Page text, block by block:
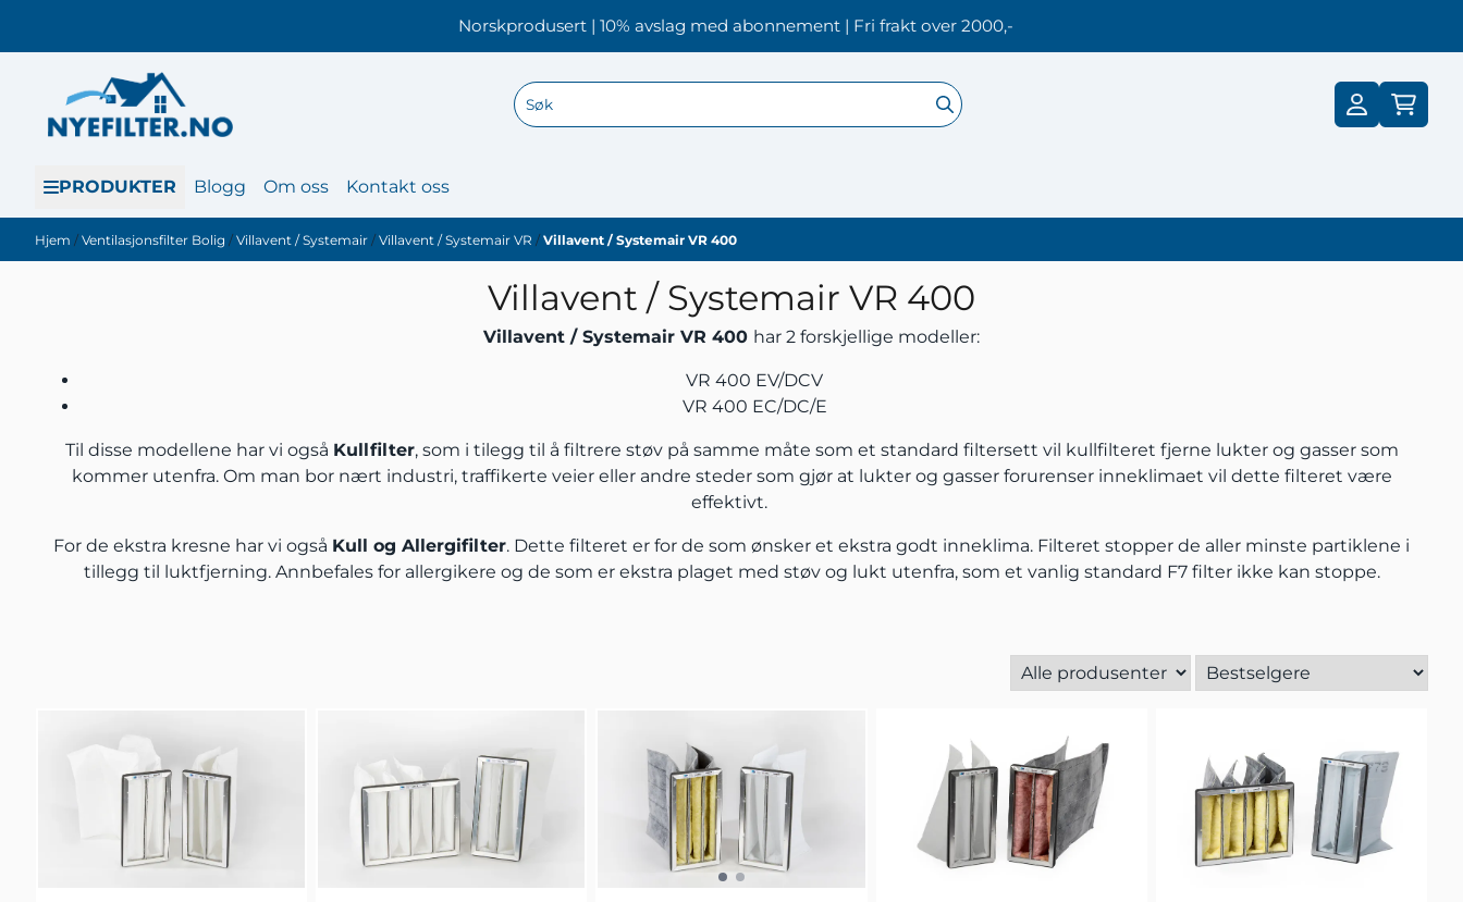
Norskprodusert | 10% avslag med abonnement | Fri frakt over 2000,-
PRODUKTER Blogg Om oss Kontakt oss
Hjem / Ventilasjonsfilter Bolig / Villavent / Systemair / Villavent / Systemair VR / Villavent / Systemair VR 400
Villavent / Systemair VR 400
Villavent / Systemair VR 400 har 2 forskjellige modeller:
VR 400 EV/DCV
VR 400 EC/DC/E
Til disse modellene har vi også Kullfilter, som i tilegg til å filtrere støv på samme måte som et standard filtersett vil kullfilteret fjerne lukter og gasser som
kommer utenfra. Om man bor nært industri, traffikerte veier eller andre steder som gjør at lukter og gasser forurenser inneklimaet vil dette filteret være
effektivt.
For de ekstra kresne har vi også Kull og Allergifilter. Dette filteret er for de som ønsker et ekstra godt inneklima. Filteret stopper de aller minste partiklene i
tillegg til luktfjerning. Annbefales for allergikere og de som er ekstra plaget med støv og lukt utenfra, som et vanlig standard F7 filter ikke kan stoppe.